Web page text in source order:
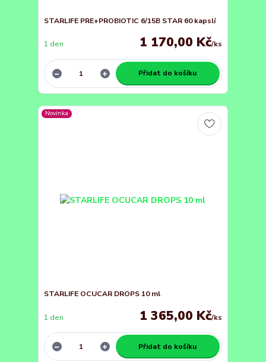
STARLIFE PRE+PROBIOTIC 6/15B STAR 60 kapslí
1 170,00 Kč/ks
1 den
Přidat do košíku
Novinka
STARLIFE OCUCAR DROPS 10 ml
1 365,00 Kč/ks
1 den
Přidat do košíku